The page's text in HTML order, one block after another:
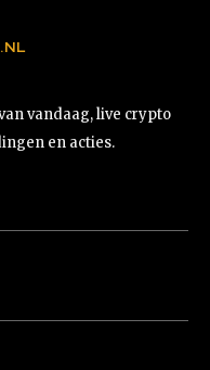
vandaag, live crypto
en acties.